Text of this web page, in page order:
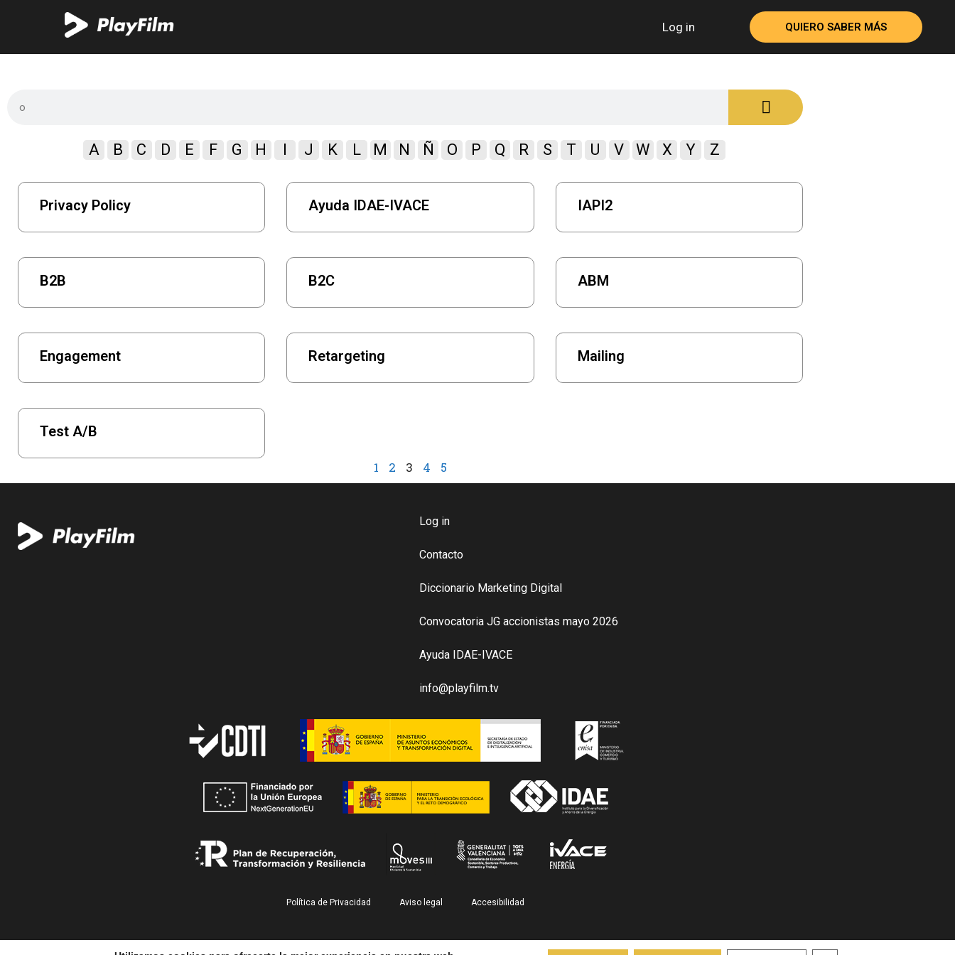
Log in QUIERO SABER MÁS
A B C D E F G H I J K L M N Ñ O P Q R S T U V W X Y Z
Privacy Policy Ayuda IDAE-IVACE IAPI2
B2B B2C ABM
Engagement Retargeting Mailing
Test A/B
1 2 3 4 5
Log in
Contacto
Diccionario Marketing Digital
Convocatoria JG accionistas mayo 2026
Ayuda IDAE-IVACE
info@playfilm.tv
Política de Privacidad Aviso legal Accesibilidad